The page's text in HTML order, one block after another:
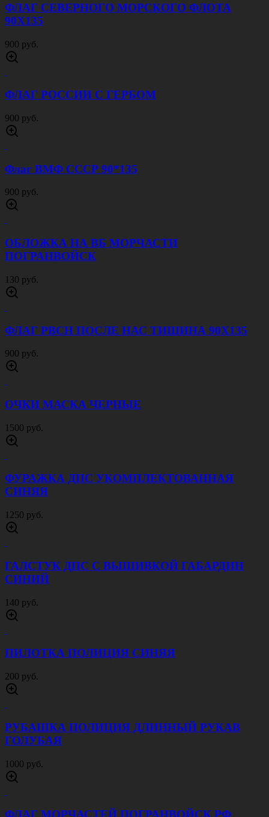
ФЛАГ СЕВЕРНОГО МОРСКОГО ФЛОТА
90Х135
900 руб.
ФЛАГ РОССИИ С ГЕРБОМ
900 руб.
Флаг ВМФ СССР 90*135
900 руб.
ОБЛОЖКА НА ВБ МОРЧАСТИ
ПОГРАНВОЙСК
130 руб.
ФЛАГ РВСН ПОСЛЕ НАС ТИШИНА 90Х135
900 руб.
ОЧКИ МАСКА ЧЕРНЫЕ
1500 руб.
ФУРАЖКА ДПС УКОМПЛЕКТОВАННАЯ
СИНЯЯ
1250 руб.
ГАЛСТУК ДПС С ВЫШИВКОЙ ГАБАРДИН
СИНИЙ
140 руб.
ПИЛОТКА ПОЛИЦИЯ СИНЯЯ
200 руб.
РУБАШКА ПОЛИЦИЯ ДЛИННЫЙ РУКАВ
ГОЛУБАЯ
1000 руб.
ФЛАГ МОРЧАСТЕЙ ПОГРАНВОЙСК РФ